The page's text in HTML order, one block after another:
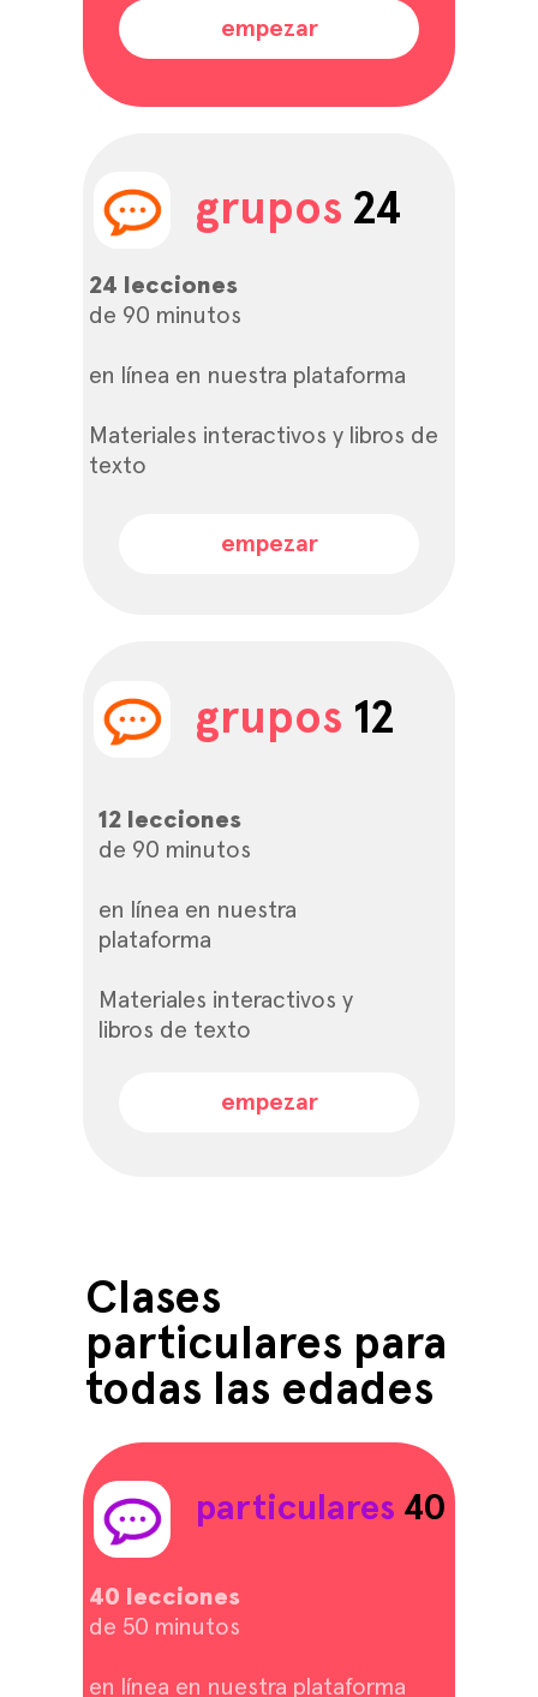
grupos 12
12 lecciones
de 90 minutos
en línea en nuestra
plataforma
Materiales interactivos y
libros de texto
empezar
grupos 24
24 lecciones
de 90 minutos
en línea en nuestra plataforma
Materiales interactivos y libros de
texto
empezar
empezar
Clases
particulares para
todas las edades
particulares 40
40 lecciones
de 50 minutos
en línea en nuestra plataforma